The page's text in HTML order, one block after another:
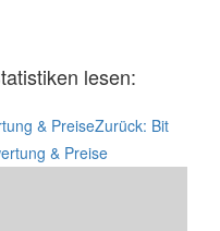
lesen:
& PreiseZurück: Bit
& Preise